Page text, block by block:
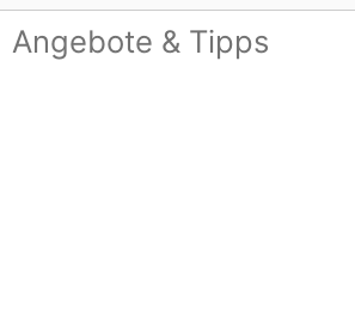
Angebote & Tipps